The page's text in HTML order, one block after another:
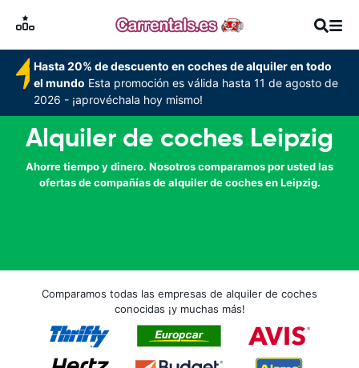
Hasta 20% de descuento en coches de alquiler en todo
el mundo Esta promoción es válida hasta 11 de agosto de
2026 - ¡aprovéchala hoy mismo!
Alquiler de coches Leipzig
Ahorre tiempo y dinero. Nosotros comparamos por usted las
ofertas de compañías de alquiler de coches en Leipzig.
Comparamos todas las empresas de alquiler de coches
conocidas ¡y muchas más!